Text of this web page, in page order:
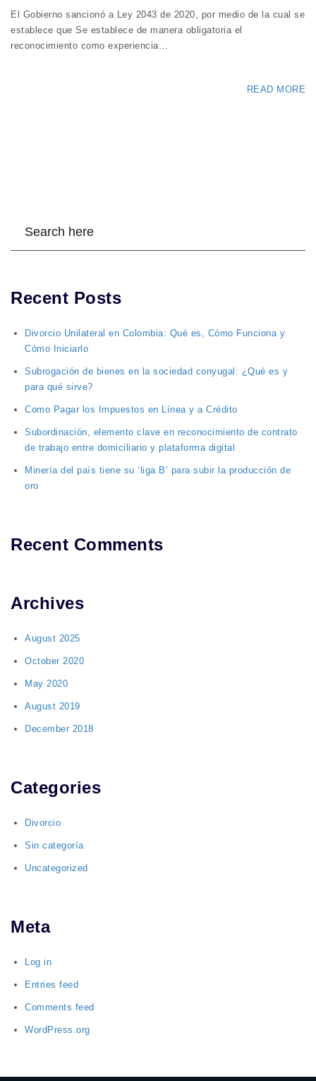
El Gobierno sancionó a Ley 2043 de 2020, por medio de la cual se
establece que Se establece de manera obligatoria el
reconocimiento como experiencia…
READ MORE
Recent Posts
Divorcio Unilateral en Colombia: Qué es, Cómo Funciona y
Cómo Iniciarlo
Subrogación de bienes en la sociedad conyugal: ¿Qué es y
para qué sirve?
Como Pagar los Impuestos en Línea y a Crédito
Subordinación, elemento clave en reconocimiento de contrato
de trabajo entre domiciliario y plataforma digital
Minería del país tiene su ‘liga B’ para subir la producción de
oro
Recent Comments
Archives
August 2025
October 2020
May 2020
August 2019
December 2018
Categories
Divorcio
Sin categoría
Uncategorized
Meta
Log in
Entries feed
Comments feed
WordPress.org